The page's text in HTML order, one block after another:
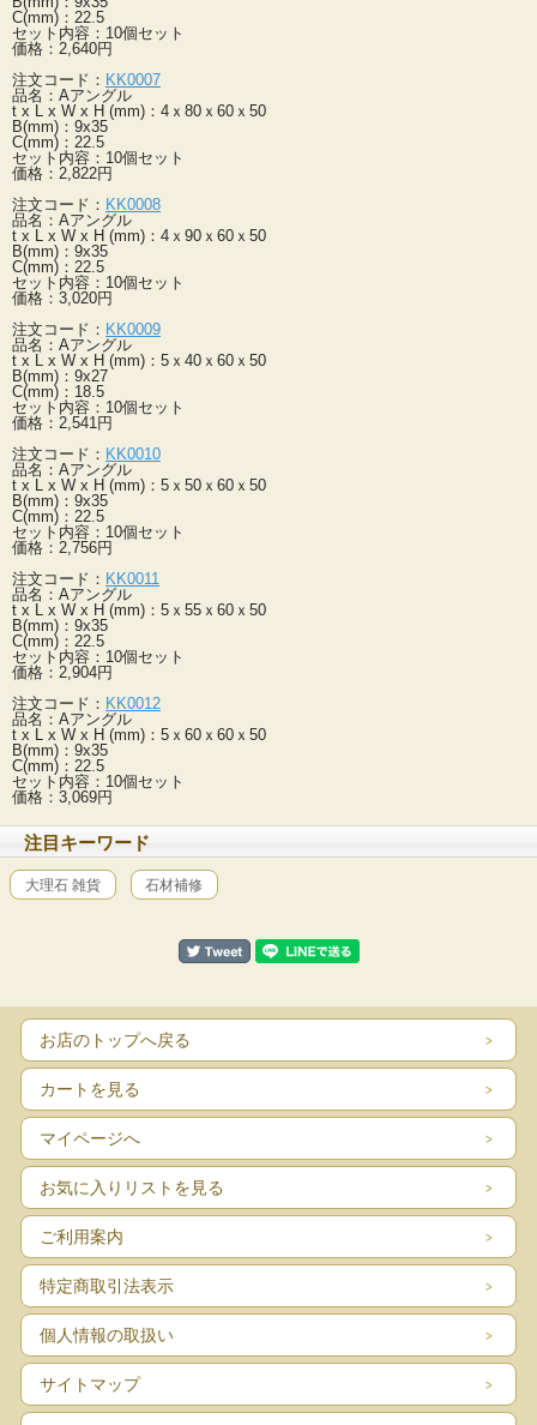
C(mm)：22.5
セット内容：10個セット
価格：2,640円
注文コード： KK0007
品名：Aアングル
t x L x W x H (mm)：4ｘ80ｘ60ｘ50
B(mm)：9x35
C(mm)：22.5
セット内容：10個セット
価格：2,822円
注文コード： KK0008
品名：Aアングル
t x L x W x H (mm)：4ｘ90ｘ60ｘ50
B(mm)：9x35
C(mm)：22.5
セット内容：10個セット
価格：3,020円
注文コード： KK0009
品名：Aアングル
t x L x W x H (mm)：5ｘ40ｘ60ｘ50
B(mm)：9x27
C(mm)：18.5
セット内容：10個セット
価格：2,541円
注文コード： KK0010
品名：Aアングル
t x L x W x H (mm)：5ｘ50ｘ60ｘ50
B(mm)：9x35
C(mm)：22.5
セット内容：10個セット
価格：2,756円
注文コード： KK0011
品名：Aアングル
t x L x W x H (mm)：5ｘ55ｘ60ｘ50
B(mm)：9x35
C(mm)：22.5
セット内容：10個セット
価格：2,904円
注文コード： KK0012
品名：Aアングル
t x L x W x H (mm)：5ｘ60ｘ60ｘ50
B(mm)：9x35
C(mm)：22.5
セット内容：10個セット
価格：3,069円
注目キーワード
大理石 雑貨 石材補修
お店のトップへ戻る
カートを見る
マイページへ
お気に入りリストを見る
ご利用案内
特定商取引法表示
個人情報の取扱い
サイトマップ